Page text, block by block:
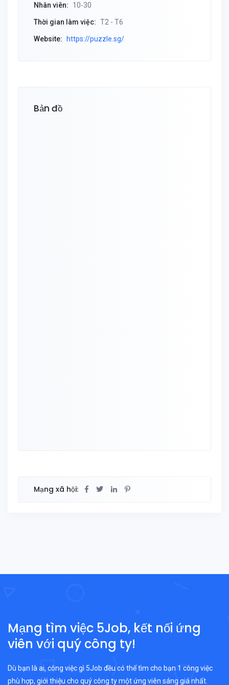
Nhân viên: 10-30
Thời gian làm việc: T2 - T6
Website: https://puzzle.sg/
Bản đồ
Mạng xã hội:
Mạng tìm việc 5Job, kết nối ứng
viên với quý công ty!
Dù bạn là ai, công việc gì 5Job đều có thể tìm cho bạn 1 công việc
phù hợp, giới thiệu cho quý công ty một ứng viên sáng giá nhất.